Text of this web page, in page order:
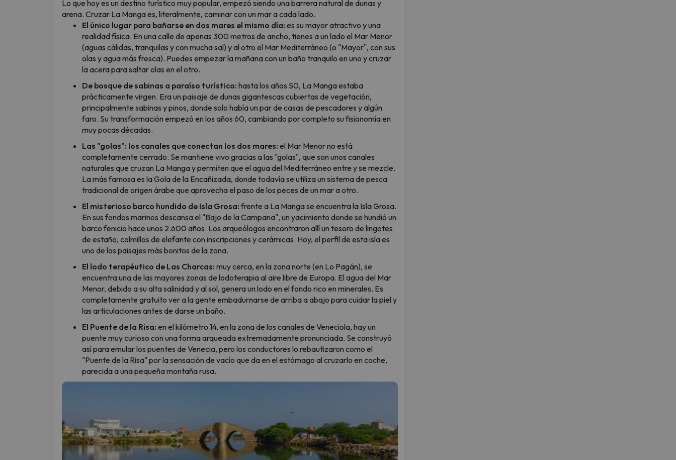
Lo que hoy es un destino turístico muy popular, empezó siendo una barrera natural de dunas y
arena. Cruzar La Manga es, literalmente, caminar con un mar a cada lado.
El único lugar para bañarse en dos mares el mismo día: es su mayor atractivo y una
realidad física. En una calle de apenas 300 metros de ancho, tienes a un lado el Mar Menor
(aguas cálidas, tranquilas y con mucha sal) y al otro el Mar Mediterráneo (o "Mayor", con sus
olas y agua más fresca). Puedes empezar la mañana con un baño tranquilo en uno y cruzar
la acera para saltar olas en el otro.
De bosque de sabinas a paraíso turístico: hasta los años 50, La Manga estaba
prácticamente virgen. Era un paisaje de dunas gigantescas cubiertas de vegetación,
principalmente sabinas y pinos, donde solo había un par de casas de pescadores y algún
faro. Su transformación empezó en los años 60, cambiando por completo su fisionomía en
muy pocas décadas.
Las "golas": los canales que conectan los dos mares: el Mar Menor no está
completamente cerrado. Se mantiene vivo gracias a las "golas", que son unos canales
naturales que cruzan La Manga y permiten que el agua del Mediterráneo entre y se mezcle.
La más famosa es la Gola de la Encañizada, donde todavía se utiliza un sistema de pesca
tradicional de origen árabe que aprovecha el paso de los peces de un mar a otro.
El misterioso barco hundido de Isla Grosa:frente a La Manga se encuentra la Isla Grosa.
En sus fondos marinos descansa el "Bajo de la Campana", un yacimiento donde se hundió un
barco fenicio hace unos 2.600 años. Los arqueólogos encontraron allí un tesoro de lingotes
de estaño, colmillos de elefante con inscripciones y cerámicas. Hoy, el perfil de esta isla es
uno de los paisajes más bonitos de la zona.
El lodo terapéutico de Las Charcas: muy cerca, en la zona norte (en Lo Pagán), se
encuentra una de las mayores zonas de lodoterapia al aire libre de Europa. El agua del Mar
Menor, debido a su alta salinidad y al sol, genera un lodo en el fondo rico en minerales. Es
completamente gratuito ver a la gente embadurnarse de arriba a abajo para cuidar la piel y
las articulaciones antes de darse un baño.
El Puente de la Risa: en el kilómetro 14, en la zona de los canales de Veneciola, hay un
puente muy curioso con una forma arqueada extremadamente pronunciada. Se construyó
así para emular los puentes de Venecia, pero los conductores lo rebautizaron como el
"Puente de la Risa" por la sensación de vacío que da en el estómago al cruzarlo en coche,
parecida a una pequeña montaña rusa.